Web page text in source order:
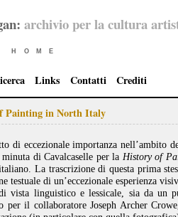
archivio per la cultura
HOME
Links Contatti Crediti
Painting in North Italy
di eccezionale importanza nell’ambito
di Cavalcaselle per la History of
La trascrizione di questa prima
testuale di un’eccezionale esperienza
vista linguistico e lessicale, sia da un
per il collaboratore Joseph Archer